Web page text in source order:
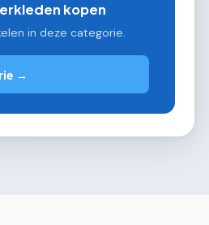
kopen
in deze categorie.
→